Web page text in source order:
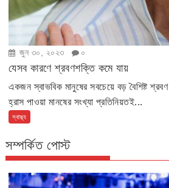
জুন ৩০, ২০২৩ ০
যেসব কারণে শ্রবণশক্তি কমে যায়
একজন স্বাভবিক মানুষের সবচেয়ে বড় বৈশিষ্ট
হ্রাস পাওয়া মানষের সংখ্যা প্রতিনিয়তই...
স্বাস্থ্য
সম্পর্কিত পোস্ট